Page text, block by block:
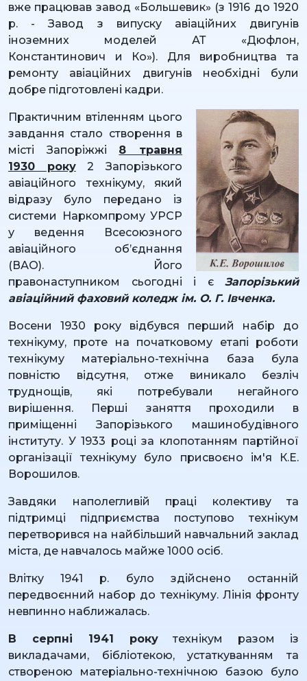
вже працював завод «Большевик» (з 1916 до 1920
р. - Завод з випуску авіаційних двигунів
іноземних моделей АТ «Дюфлон,
Константинович и Ко»). Для виробництва та
ремонту авіаційних двигунів необхідні були
добре підготовлені кадри.
Практичним втіленням цього
завдання стало створення в
місті Запоріжжі 8 травня
1930 року2 Запорізького
авіаційного технікуму, який
відразу було передано із
системи Наркомпрому УРСР
у ведення Всесоюзного
авіаційного об’єднання
(ВАО). Його
правонаступником сьогодні і є Запорізький
авіаційний фаховий коледж ім. О. Г. Івченка.
Восени 1930 року відбувся перший набір до
технікуму, проте на початковому етапі роботи
технікуму матеріально-технічна база була
повністю відсутня, отже виникало безліч
труднощів, які потребували негайного
вирішення. Перші заняття проходили в
приміщенні Запорізького машинобудівного
інституту. У 1933 році за клопотанням партійної
організації технікуму було присвоєно ім'я К.Е.
Ворошилов.
Завдяки наполегливій праці колективу та
підтримці підприємства поступово технікум
перетворився на найбільший навчальний заклад
міста, де навчалось майже 1000 осіб.
Влітку 1941 р. було здійснено останній
передвоєнний набор до технікуму. Лінія фронту
невпинно наближалась.
В серпні 1941 рокутехнікум разом із
викладачами, бібліотекою, устаткуванням та
створеною матеріально-технічною базою було